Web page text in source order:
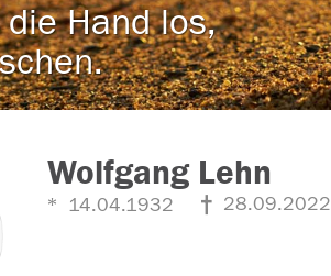
Hand los,
Wolfgang Lehn
14.04.1932 28.09.2022